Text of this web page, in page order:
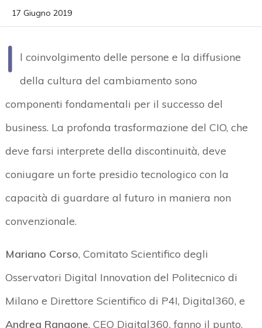
17 Giugno 2019
I
l coinvolgimento delle persone e la diffusione
della cultura del cambiamento sono
componenti fondamentali per il successo del
business. La profonda trasformazione del CIO, che
deve farsi interprete della discontinuità, deve
coniugare un forte presidio tecnologico con la
capacità di guardare al futuro in maniera non
convenzionale.
Mariano Corso, Comitato Scientifico degli
Osservatori Digital Innovation del Politecnico di
Milano e Direttore Scientifico di P4I, Digital360, e
Andrea Rangone, CEO Digital360, fanno il punto,